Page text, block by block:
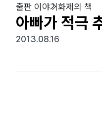
출판 이야기화제의 책
아빠가 적극
2013.08.16